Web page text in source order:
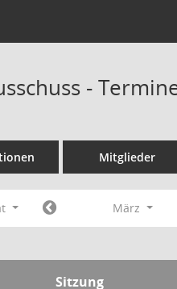
-
Mitglieder
März
Sitzung